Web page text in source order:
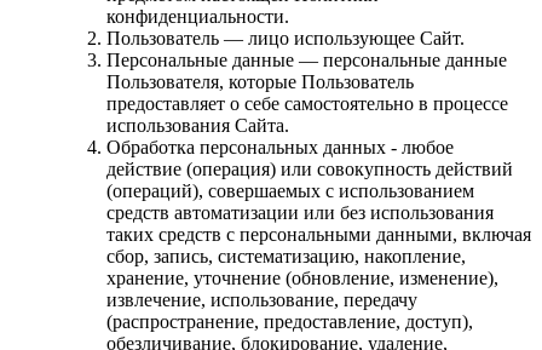
конфиденциальности.
Пользователь — лицо использующее Сайт.
Персональные данные — персональные данные
Пользователя, которые Пользователь
предоставляет о себе самостоятельно в процессе
использования Сайта.
Обработка персональных данных - любое
действие (операция) или совокупность действий
(операций), совершаемых с использованием
средств автоматизации или без использования
таких средств с персональными данными, включая
сбор, запись, систематизацию, накопление,
хранение, уточнение (обновление, изменение),
извлечение, использование, передачу
(распространение, предоставление, доступ),
обезличивание, блокирование, удаление,